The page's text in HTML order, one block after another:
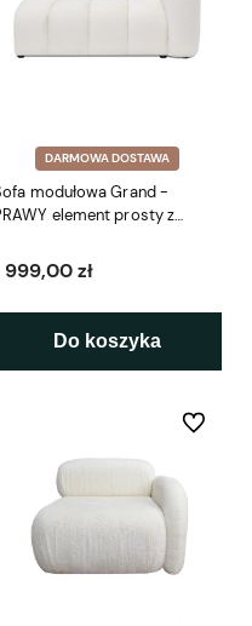
DARMOWA DOSTAWA
modułowa Grand -
element prosty z
999,00 zł
Do koszyka
Do